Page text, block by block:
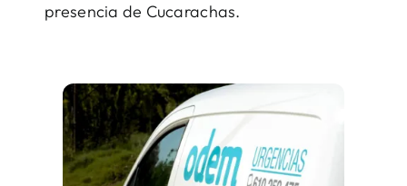
presencia de Cucarachas.